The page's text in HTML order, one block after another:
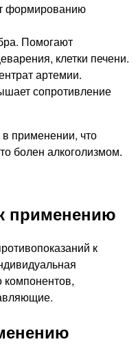
формированию
Помогают
клетки печени.
артемии.
сопротивление
применении, что
болен алкоголизмом.
применению
к
компонентов,